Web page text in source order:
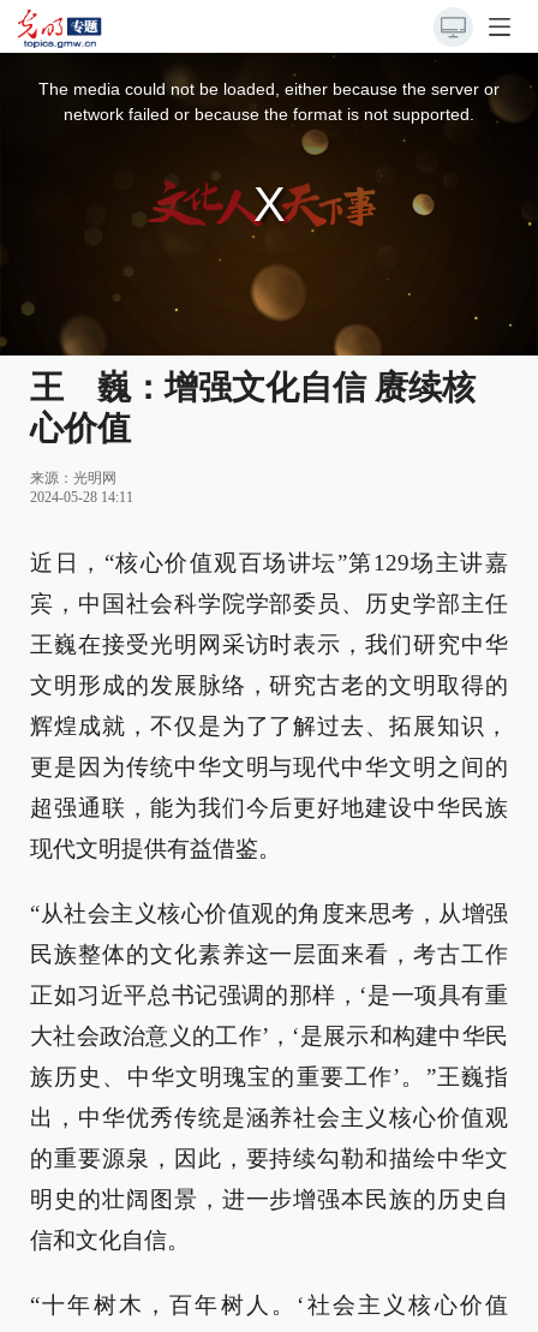
The media could not be loaded, either because the server or
network failed or because the format is not supported.
王 巍：增强文化自信 赓续核
心价值
来源： 光明网
2024-05-28 14:11
近日，“核心价值观百场讲坛”第129场主讲嘉
宾，中国社会科学院学部委员、历史学部主任
王巍在接受光明网采访时表示，我们研究中华
文明形成的发展脉络，研究古老的文明取得的
辉煌成就，不仅是为了了解过去、拓展知识，
更是因为传统中华文明与现代中华文明之间的
超强通联，能为我们今后更好地建设中华民族
现代文明提供有益借鉴。
“从社会主义核心价值观的角度来思考，从增强
民族整体的文化素养这一层面来看，考古工作
正如习近平总书记强调的那样，‘是一项具有重
大社会政治意义的工作’，‘是展示和构建中华民
族历史、中华文明瑰宝的重要工作’。”王巍指
出，中华优秀传统是涵养社会主义核心价值观
的重要源泉，因此，要持续勾勒和描绘中华文
明史的壮阔图景，进一步增强本民族的历史自
信和文化自信。
“十年树木，百年树人。‘社会主义核心价值